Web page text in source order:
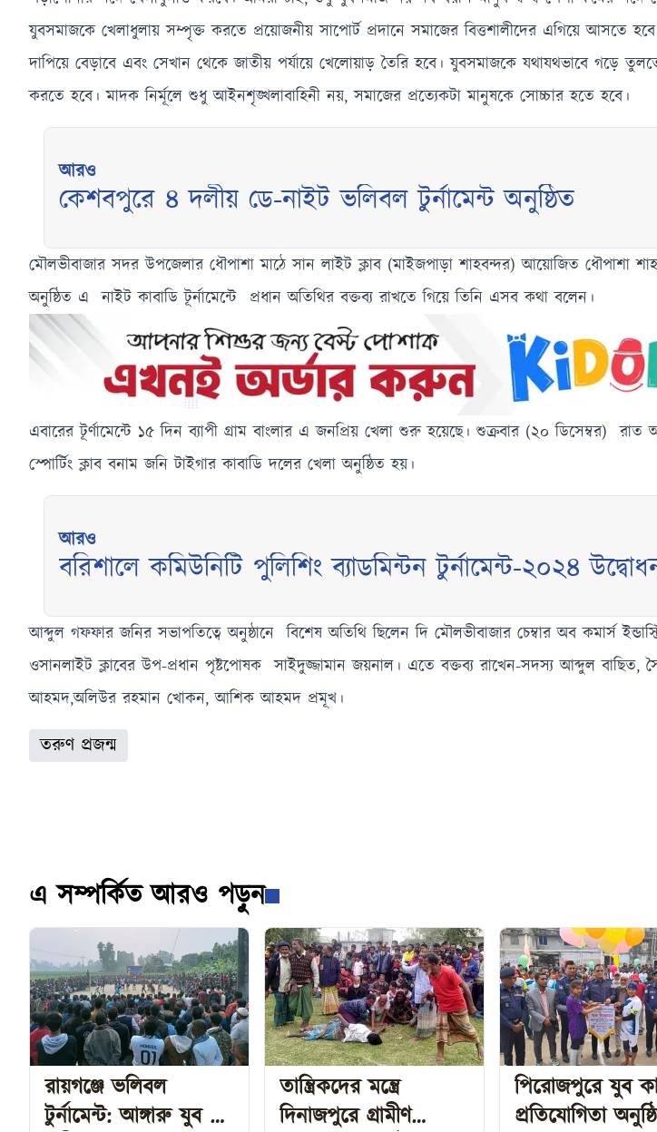
যুবসমাজকে খেলাধুলায় সম্পৃক্ত করতে প্রয়োজনীয় সাপোর্ট প্রদানে সমাজের বিত্তশালীদের এগিয়ে আসতে
দাপিয়ে বেড়াবে এবং সেখান থেকে জাতীয় পর্যায়ে খেলোয়াড় তৈরি হবে। যুবসমাজকে যথাযথভাবে গড়ে
করতে হবে। মাদক নির্মূলে শুধু আইনশৃঙ্খলাবাহিনী নয়, সমাজের প্রত্যেকটা মানুষকে সোচ্চার হতে হবে।
আরও
কেশবপুরে ৪ দলীয় ডে-নাইট ভলিবল টুর্নামেন্ট অনুষ্ঠিত
মৌলভীবাজার সদর উপজেলার ধৌপাশা মাঠে সান লাইট ক্লাব (মাইজপাড়া শাহবন্দর) আয়োজিত ধৌপাশা
অনুষ্ঠিত এ নাইট কাবাডি টূর্নামেন্টে প্রধান অতিথির বক্তব্য রাখতে গিয়ে তিনি এসব কথা বলেন।
এবারের টূর্ণামেন্টে ১৫ দিন ব্যাপী গ্রাম বাংলার এ জনপ্রিয় খেলা শুরু হয়েছে। শুক্রবার (২০ ডিসেম্বর)
স্পোর্টিং ক্লাব বনাম জনি টাইগার কাবাডি দলের খেলা অনুষ্ঠিত হয়।
আরও
বরিশালে কমিউনিটি পুলিশিং ব্যাডমিন্টন টুর্নামেন্ট-২০২৪
আব্দুল গফফার জনির সভাপতিত্বে অনুষ্ঠানে বিশেষ অতিথি ছিলেন দি মৌলভীবাজার চেম্বার অব কমার্স
ওসানলাইট ক্লাবের উপ-প্রধান পৃষ্টপোষক সাইদুজ্জামান জয়নাল। এতে বক্তব্য রাখেন-সদস্য আব্দুল
আহমদ,অলিউর রহমান খোকন, আশিক আহমদ প্রমূখ।
তরুণ প্রজন্ম
এ সম্পর্কিত আরও পড়ুন
রায়গঞ্জে ভলিবল
টুর্নামেন্ট: আঙ্গারু যুব দল
তান্ত্রিকদের মন্ত্রে
দিনাজপুরে গ্রামীণ
পিরোজপুরে যুব
প্রতিযোগিতা